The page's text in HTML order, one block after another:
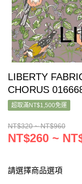
LIBERTY
CHORUS
超取滿NT$1,500免運
NT$320 ~ NT$960
NT$260 ~
請選擇商品選項